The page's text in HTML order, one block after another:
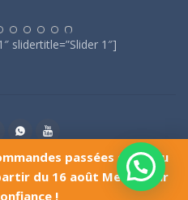
passées du 10 au
du 16 août Merci pour
!
slidertitle=”Slider 1″]
Tunisie jouets